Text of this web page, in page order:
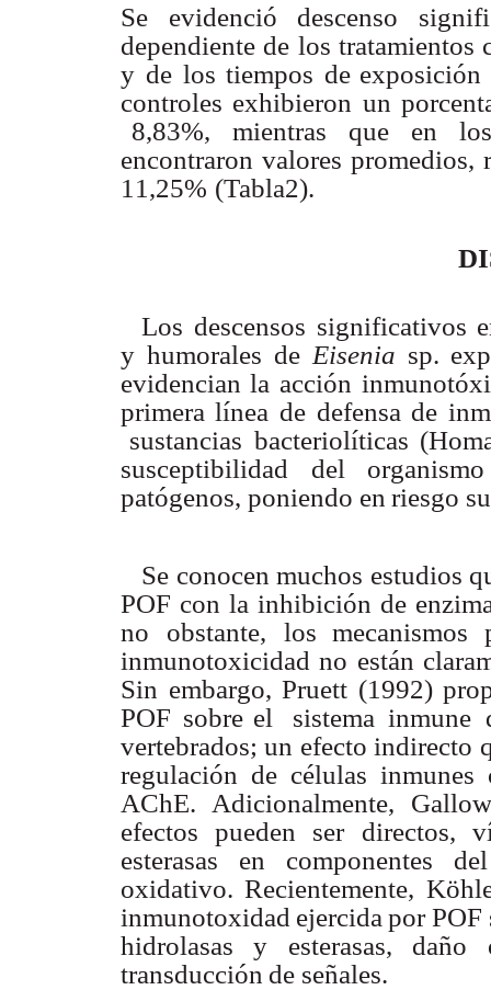
Se evidenció descenso
dependiente de los tratamientos
y de los tiempos de exposición
controles exhibieron un
8,83%,
mientras que en
encontraron valores promedios,
1 1,25% (Tabla2).
Los descensos significativos
y humorales de Eisenia sp.
evidencian la acción
primera línea de defensa de
sustancias bacteriolíticas
susceptibilidad del organismo
patógenos, poniendo en riesgo
Se conocen muchos estudios
POF con la inhibición de
no
obstante,
los mecanismos
inmunotoxicidad no están
Sin embargo, Pruett (1992)
POF sobre el sistema inmune
vertebrados; un efecto indirecto
regulación de células inmunes
AChE. Adicionalmente,
efectos pueden ser directos,
esterasas
en
componentes del
oxidativo. Recientemente,
inmunotoxidad ejercida por POF
hidrolasas
y esterasas, daño
transducción de señales.